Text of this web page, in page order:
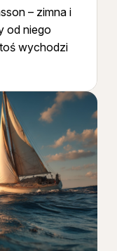
– zimna i
od niego
wychodzi